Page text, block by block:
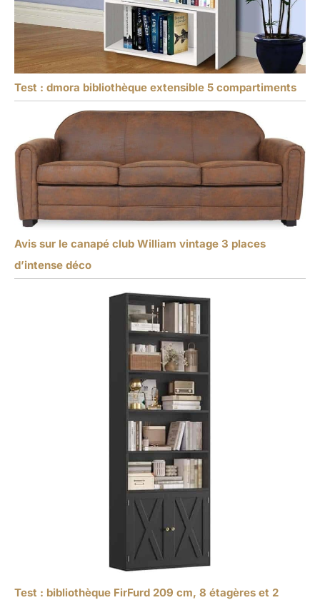
Test : dmora bibliothèque extensible 5 compartiments
Avis sur le canapé club William vintage 3 places
d’intense déco
Test : bibliothèque FirFurd 209 cm, 8 étagères et 2